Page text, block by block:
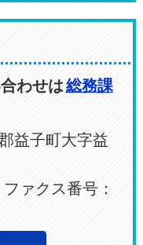
わせは総務課
益子町大字益
ァクス番号：